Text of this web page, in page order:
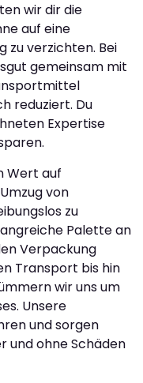
wir dir die
auf eine
zu verzichten. Bei
gemeinsam mit
reduziert. Du
Expertise
Wert auf
von
zu
Palette an
Verpackung
Transport bis hin
wir uns um
Unsere
und sorgen
und ohne Schäden